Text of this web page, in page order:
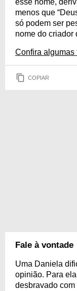
esse nome,
menos que
só podem ser
nome do criador
Confira algumas
COPIAR
Fale à vontade
Uma Daniela
opinião. Para
desbravado